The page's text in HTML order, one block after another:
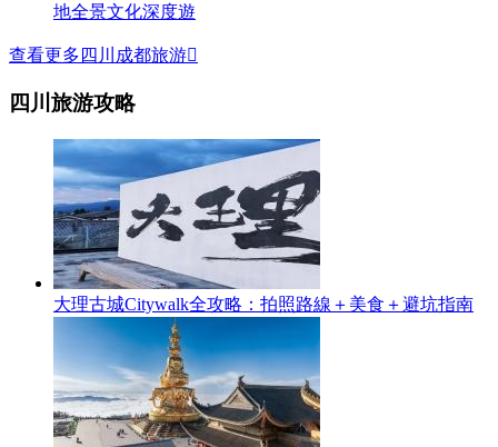
地全景文化深度遊
查看更多四川成都旅游
四川旅游攻略
大理古城Citywalk全攻略：拍照路線＋美食＋避坑指南